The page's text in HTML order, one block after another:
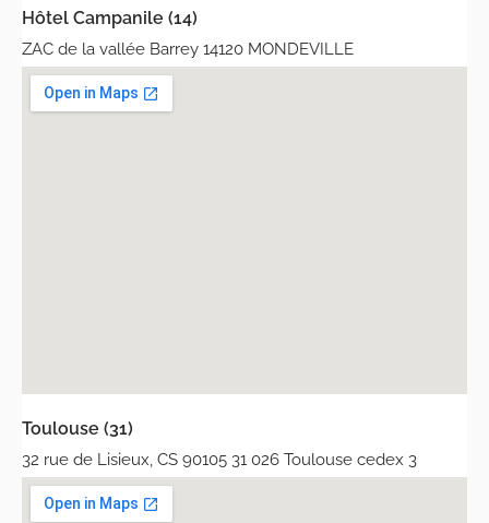
Hôtel Campanile (14)
ZAC de la vallée Barrey 14120 MONDEVILLE
Toulouse (31)
32 rue de Lisieux, CS 90105 31 026 Toulouse cedex 3